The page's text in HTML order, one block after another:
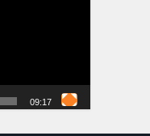
09:17